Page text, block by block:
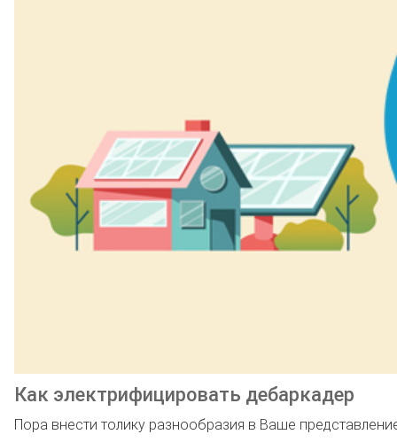
Как электрифицировать дебаркадер
Пора внести толику разнообразия в Ваше